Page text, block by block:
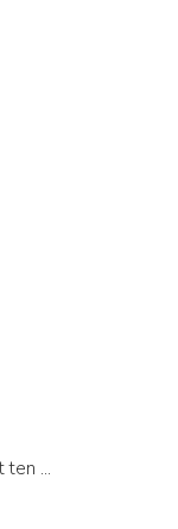
Parmigiano Reggiano: jak si správně vybrat ten pravý